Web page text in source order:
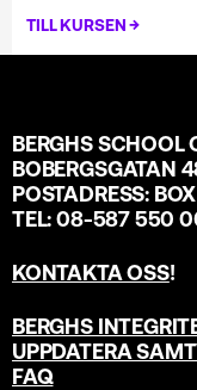
TILL KURSEN→
BERGHS
BOBERGSGATAN
POSTADRESS:
TEL: 08-587 550
KONTAKTA OSS!
BERGHS
UPPDATERA
FAQ